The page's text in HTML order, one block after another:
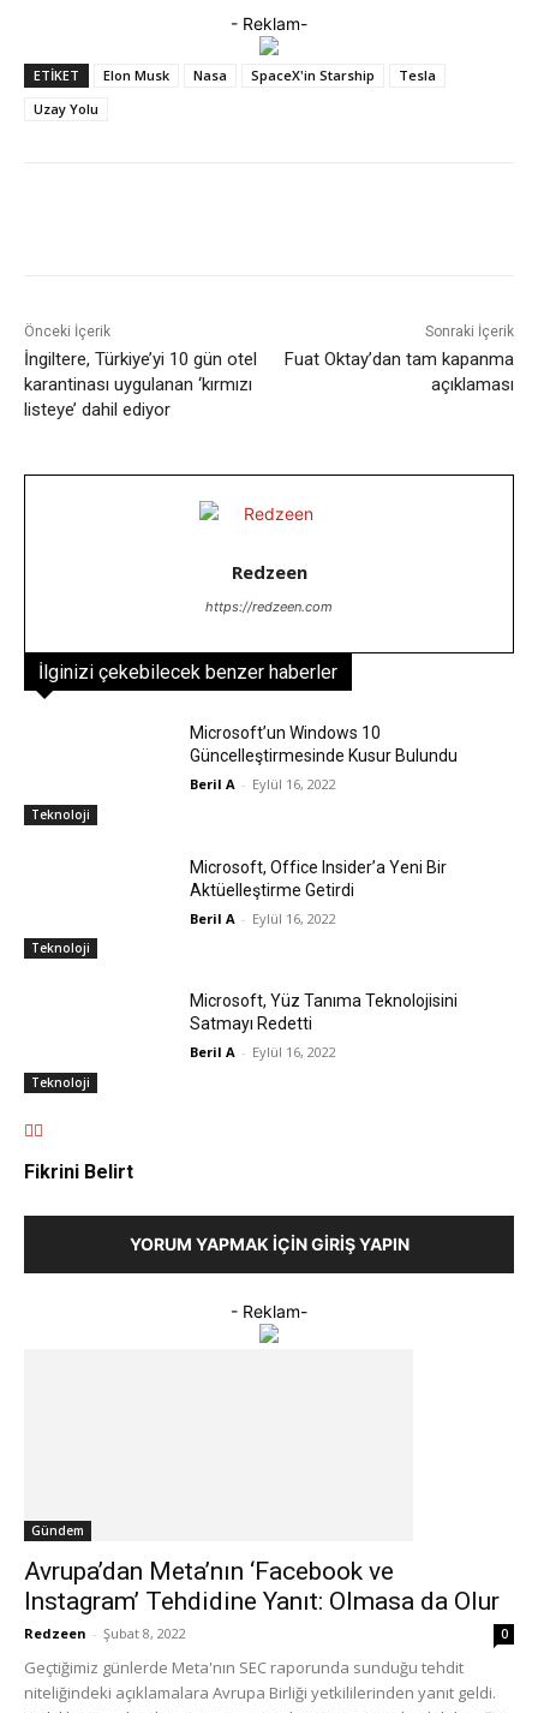
- Reklam-
ETIKET Elon Musk Nasa SpaceX'in Starship
Tesla
Uzay Yolu
Önceki İçerik
İngiltere, Türkiye’yi 10 gün otel
karantinası uygulanan ‘kırmızı
listeye’ dahil ediyor
Sonraki İçerik
Fuat Oktay’dan tam kapanma
açıklaması
Redzeen
https://redzeen.com
İlginizi çekebilecek benzer haberler
Teknoloji
Microsoft’un Windows 10
Güncelleştirmesinde Kusur Bulundu
Beril A - Eylül 16, 2022
Teknoloji
Microsoft, Office Insider’a Yeni Bir
Aktüelleştirme Getirdi
Beril A - Eylül 16, 2022
Teknoloji
Microsoft, Yüz Tanıma Teknolojisini
Satmayı Redetti
Beril A - Eylül 16, 2022
Fikrini Belirt
YORUM YAPMAK İÇIN GIRIŞ YAPIN
- Reklam-
Gündem
Avrupa’dan Meta’nın ‘Facebook ve
Instagram’ Tehdidine Yanıt: Olmasa da Olur
Redzeen - Şubat 8, 2022 0
Geçtiğimiz günlerde Meta'nın SEC raporunda sunduğu tehdit
niteliğindeki açıklamalara Avrupa Birliği yetkililerinden yanıt geldi.